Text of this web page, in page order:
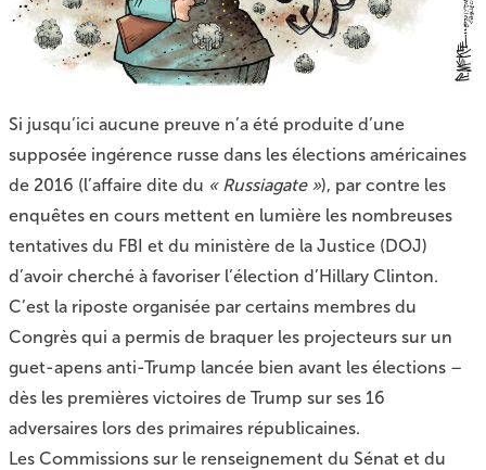
Si jusqu’ici aucune preuve n’a été produite d’une
supposée ingérence russe dans les élections américaines
de 2016 (l’affaire dite du « Russiagate »), par contre les
enquêtes en cours mettent en lumière les nombreuses
tentatives du FBI et du ministère de la Justice (DOJ)
d’avoir cherché à favoriser l’élection d’Hillary Clinton.
C’est la riposte organisée par certains membres du
Congrès qui a permis de braquer les projecteurs sur un
guet-apens anti-Trump lancée bien avant les élections –
dès les premières victoires de Trump sur ses 16
adversaires lors des primaires républicaines.
Les Commissions sur le renseignement du Sénat et du